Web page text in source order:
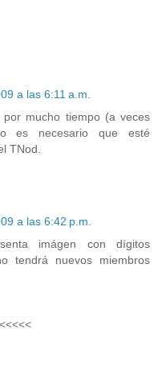
a las 6:11 a.m.
mucho tiempo (a veces
es necesario que esté
TNod.
a las 6:42 p.m.
imágen con dígitos
tendrá nuevos miembros